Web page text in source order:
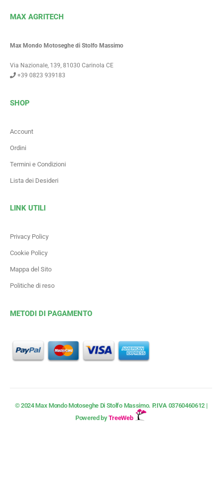
MAX AGRITECH
Max Mondo Motoseghe di Stolfo Massimo
Via Nazionale, 139, 81030 Carinola CE
+39 0823 939183
SHOP
Account
Ordini
Termini e Condizioni
Lista dei Desideri
LINK UTILI
Privacy Policy
Cookie Policy
Mappa del Sito
Politiche di reso
METODI DI PAGAMENTO
© 2024 Max Mondo Motoseghe Di Stolfo Massimo. P.IVA03760460612 |
Powered byTreeWeb